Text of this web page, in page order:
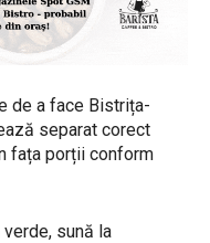
de a face Bistrița-
separat corect
fața porții conform
sună la